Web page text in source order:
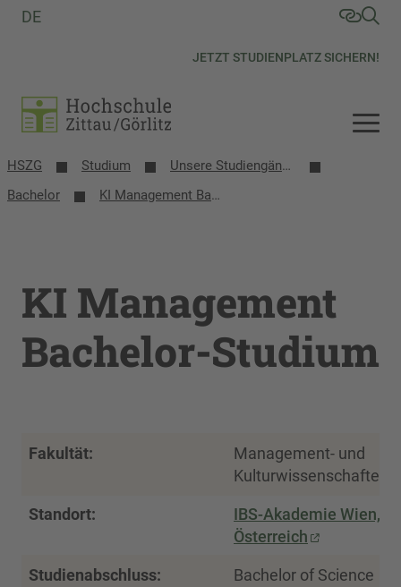
JETZT STUDIENPLATZ SICHERN!
DE
HSZG Studium
Unsere Studiengänge
Bachelor
KI Management Bachelor-Studium
KI Management
Bachelor-Studium
Fakultät:
Management- und
Kulturwissenschaften
Standort:
IBS-Akademie Wien,
Österreich
Studienabschluss: Bachelor of Science